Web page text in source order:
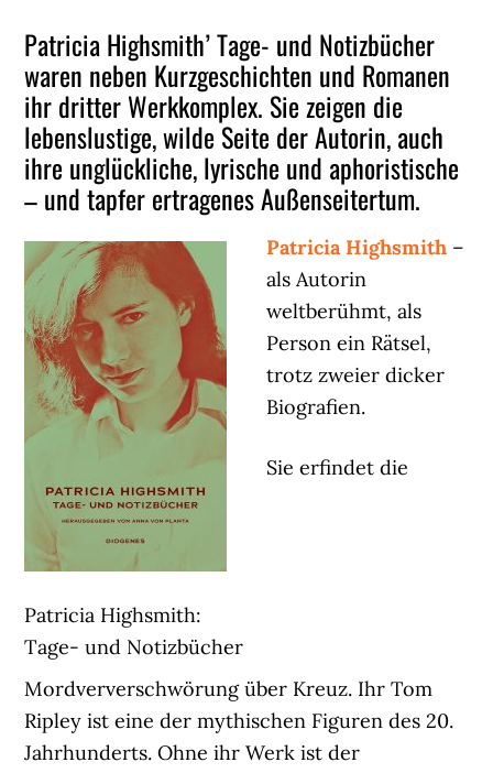
Patricia Highsmith’ Tage- und Notizbücher
waren neben Kurzgeschichten und Romanen
ihr dritter Werkkomplex. Sie zeigen die
lebenslustige, wilde Seite der Autorin, auch
ihre unglückliche, lyrische und aphoristische
– und tapfer ertragenes Außenseitertum.
Patricia Highsmith:
Tage- und Notizbücher
Patricia Highsmith –
als Autorin
weltberühmt, als
Person ein Rätsel,
trotz zweier dicker
Biografien.
Sie erfindet die
Mordververschwörung über Kreuz. Ihr Tom
Ripley ist eine der mythischen Figuren des 20.
Jahrhunderts. Ohne ihr Werk ist der